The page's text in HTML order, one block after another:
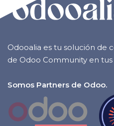
Odooalia es tu solución de
de Odoo Community en
Somos Partners de Odoo.